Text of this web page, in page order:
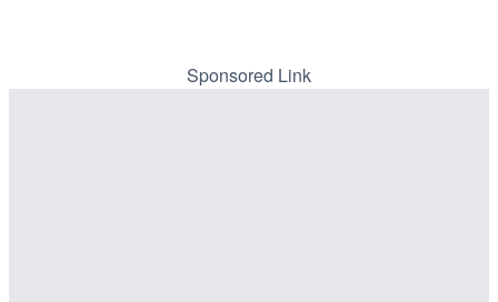
Sponsored Link